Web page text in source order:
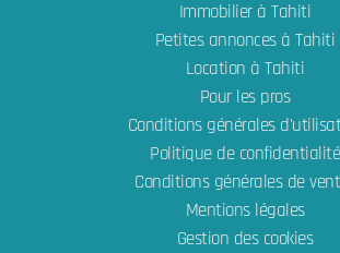
Immobilier à Tahiti
Petites annonces à Tahiti
Location à Tahiti
Pour les pros
Conditions générales
Politique de confidentialité
Conditions générales de
Mentions légales
Gestion des cookies